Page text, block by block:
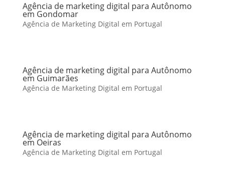
Agência de marketing digital para Autônomo
em Gondomar
Agência de Marketing Digital em Portugal
Agência de marketing digital para Autônomo
em Guimarães
Agência de Marketing Digital em Portugal
Agência de marketing digital para Autônomo
em Oeiras
Agência de Marketing Digital em Portugal